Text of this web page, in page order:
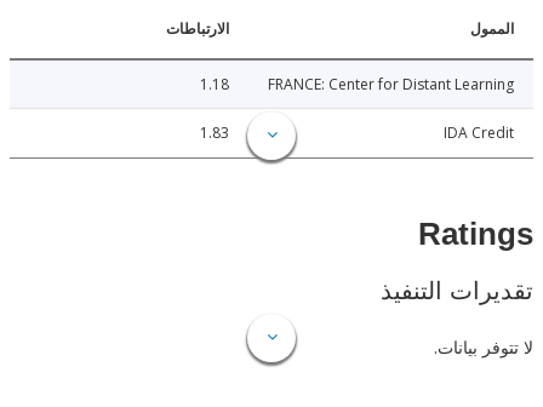
الارتباطات
FRANCE: Center for Distant
1.18
IDA
1.83
التنفيذ
بيانات.